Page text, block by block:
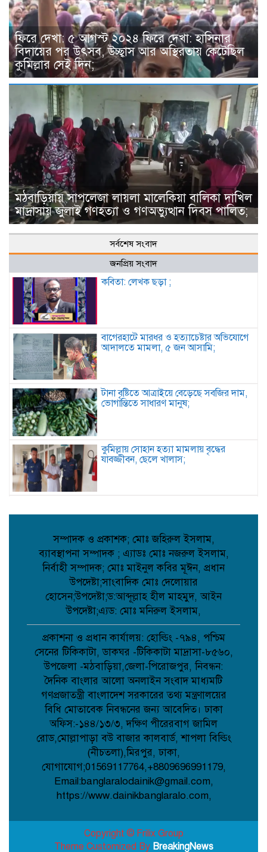
ফিরে দেখা: ৫ আগস্ট ২০২৪ ফিরে দেখা: হাসিনার
বিদায়ের পর উৎসব, উচ্ছ্বাস আর অস্থিরতায় কেটেছিল
কুমিল্লার সেই দিন;
মঠবাড়িয়ায় সাপলেজা লায়লা মালেকিয়া বালিকা দাখিল
মাদ্রাসায় জুলাই গণহত্যা ও গণঅভ্যুত্থান দিবস পালিত;
সর্বশেষ সংবাদ
জনপ্রিয় সংবাদ
কবিতা: লেখক ছড়া ;
বাগেরহাটে মারধর ও হত্যাচেষ্টার অভিযোগে
আদালতে মামলা, ৫ জন আসামি;
টানা বৃষ্টিতে আত্রাইয়ে বেড়েছে সবজির দাম,
ভোগান্তিতে সাধারণ মানুষ;
কুমিল্লায় সোহান হত্যা মামলায় বৃদ্ধের
যাবজ্জীবন, ছেলে খালাস;
আটক ১, ৪ মাসের কারাদণ্ড;
কবিতা: আত্মমর্যাদা;
বৈরী আবহাওয়া উপেক্ষা করে মাদারগঞ্জে
বিএনপির আনন্দ ও বিজয় মিছিল;
আত্রাইয়ে বান্দাইখাড়া টেকনিক্যাল অ্যান্ড
বিএম কলেজে জুলাই গণঅভ্যুত্থান দিবস
পালিত;
পোরশায় শহিদ পরিবার ও জুলাই যোদ্ধাদের
সংবর্ধনা;
আত্রাইয়ে জুলাই গণঅভ্যুত্থান দিবসে
স্মৃতিচারণ জুলাই যোদ্ধাদের সংবর্ধনা ও
আলোচনা সভা অনুষ্ঠিত ;
সম্পাদক ও প্রকাশক; মোঃ জহিরুল ইসলাম,
ব্যাবস্থাপনা সম্পাদক ; এ্যাডঃ মোঃ নজরুল ইসলাম,
নির্বাহী সম্পাদক; মোঃ মাইনুল কবির মূঈন, প্রধান
উপদেষ্টা;সাংবাদিক মোঃ দেলোয়ার
হোসেন;উপদেষ্টা;ড:আব্দূল্লাহ হীল মাহমুদ, আইন
উপদেষ্টা;এ্যড: মোঃ মনিরুল ইসলাম,
প্রকাশনা ও প্রধান কার্যালয়: হোল্ডিং -৭৯৪, পশ্চিম
সেনের টিকিকাটা, ডাকঘর -টিকিকাটা মাদ্রাসা-৮৫৬০,
উপজেলা -মঠবাড়িয়া,জেলা-পিরোজপুর, নিবন্ধন:
দৈনিক বাংলার আলো অনলাইন সংবাদ মাধ্যমটি
গণপ্রজাতন্ত্রী বাংলাদেশ সরকারের তথ্য মন্ত্রণালয়ের
বিধি মোতাবেক নিবন্ধনের জন্য আবেদিত। ঢাকা
অফিস:-১৪৪/১৩/৩, দক্ষিণ পীরেরবাগ জামিল
রোড,মোল্লাপাড়া বউ বাজার কালবার্ড, শাপলা বিল্ডিং
(নীচতলা),মিরপুর, ঢাকা,
যোগাযোগ;01569117764,+8809696991179,
Email:banglaralodainik@gmail.com,
https://www.dainikbanglaralo.com,
Copyright © Frilix Group
Theme Customized By BreakingNews